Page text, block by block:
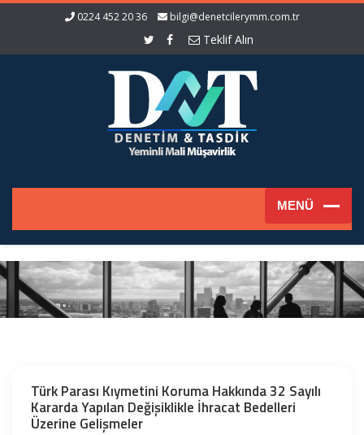
0224 452 20 36 bilgi@denetcilerymm.com.tr
Teklif Alın
Türk Parası Kıymetini Koruma Hakkında 32 Sayılı
Kararda Yapılan Değişiklikle İhracat Bedelleri
Üzerine Gelişmeler